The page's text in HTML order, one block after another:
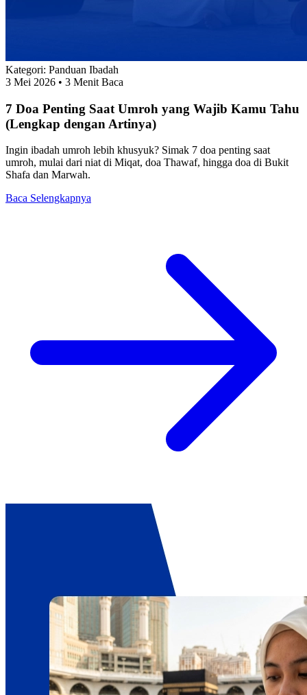
Kategori: Panduan Ibadah
3 Mei 2026 • 3 Menit Baca
7 Doa Penting Saat Umroh yang Wajib Kamu Tahu
(Lengkap dengan Artinya)
Ingin ibadah umroh lebih khusyuk? Simak 7 doa penting saat
umroh, mulai dari niat di Miqat, doa Thawaf, hingga doa di Bukit
Shafa dan Marwah.
Baca Selengkapnya